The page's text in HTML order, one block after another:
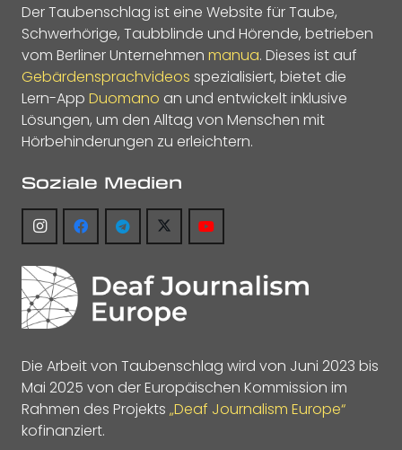
Der Taubenschlag ist eine Website für Taube,
Schwerhörige, Taubblinde und Hörende, betrieben
vom Berliner Unternehmen manua. Dieses ist auf
Gebärdensprachvideos spezialisiert, bietet die
Lern-App Duomano an und entwickelt inklusive
Lösungen, um den Alltag von Menschen mit
Hörbehinderungen zu erleichtern.
Soziale Medien
Die Arbeit von Taubenschlag wird von Juni 2023 bis
Mai 2025 von der Europäischen Kommission im
Rahmen des Projekts „Deaf Journalism Europe“
kofinanziert.